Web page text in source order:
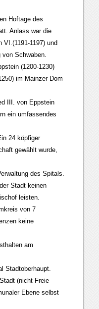
Hoftage des
Anlass war die
VI.(1191-1197) und
von Schwaben.
(1200-1230)
im Mainzer Dom
III. von Eppstein
ein umfassendes
24 köpfiger
gewählt wurde,
des Spitals.
Stadt keinen
leisten.
von 7
keine
am
Stadtoberhaupt.
(nicht Freie
Ebene selbst